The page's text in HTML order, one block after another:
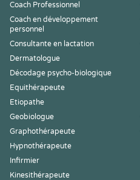
Coach Professionnel
Coach en développement
personnel
Consultante en lactation
Dermatologue
Décodage psycho-biologique
Equithérapeute
Etiopathe
Geobiologue
Graphothérapeute
Hypnothérapeute
Infirmier
Kinesithérapeute